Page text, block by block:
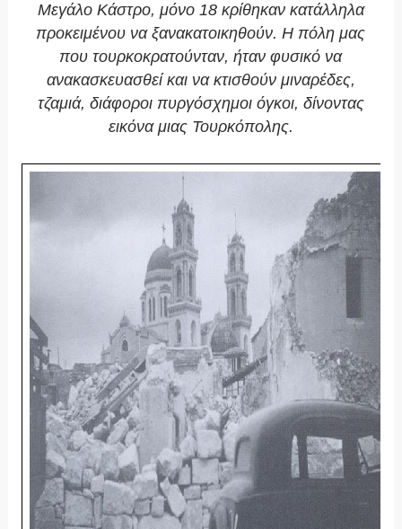
Μεγάλο Κάστρο, μόνο 18 κρίθηκαν κατάλληλα
προκειμένου να ξανακατοικηθούν. Η πόλη μας
που τουρκοκρατούνταν, ήταν φυσικό να
ανακασκευασθεί και να κτισθούν μιναρέδες,
τζαμιά, διάφοροι πυργόσχημοι όγκοι, δίνοντας
εικόνα μιας Τουρκόπολης.